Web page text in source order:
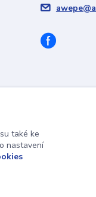
také ke
nastavení